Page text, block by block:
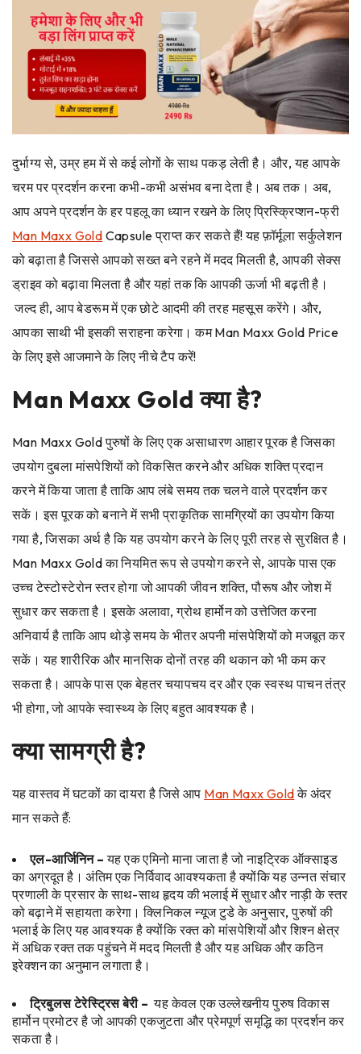
दुर्भाग्य से, उम्र हम में से कई लोगों के साथ पकड़ लेती है। और, यह आपके
चरम पर प्रदर्शन करना कभी-कभी असंभव बना देता है। अब तक। अब,
आप अपने प्रदर्शन के हर पहलू का ध्यान रखने के लिए प्रिस्क्रिप्शन-फ्री
Man Maxx Gold Capsule प्राप्त कर सकते हैं! यह फ़ॉर्मूला सर्कुलेशन
को बढ़ाता है जिससे आपको सख्त बने रहने में मदद मिलती है, आपकी सेक्स
ड्राइव को बढ़ावा मिलता है और यहां तक ​​कि आपकी ऊर्जा भी बढ़ती है।
जल्द ही, आप बेडरूम में एक छोटे आदमी की तरह महसूस करेंगे। और,
आपका साथी भी इसकी सराहना करेगा। कमMan Maxx Gold Price
के लिए इसे आजमाने के लिए नीचे टैप करें!
Man Maxx Gold क्या है?
Man Maxx Goldपुरुषों के लिए एक असाधारण आहार पूरक है जिसका
उपयोग दुबला मांसपेशियों को विकसित करने और अधिक शक्ति प्रदान
करने में किया जाता है ताकि आप लंबे समय तक चलने वाले प्रदर्शन कर
सकें। इस पूरक को बनाने में सभी प्राकृतिक सामग्रियों का उपयोग किया
गया है, जिसका अर्थ है कि यह उपयोग करने के लिए पूरी तरह से सुरक्षित है।
Man Maxx Goldका नियमित रूप से उपयोग करने से, आपके पास एक
उच्च टेस्टोस्टेरोन स्तर होगा जो आपकी जीवन शक्ति, पौरूष और जोश में
सुधार कर सकता है। इसके अलावा, ग्रोथ हार्मोन को उत्तेजित करना
अनिवार्य है ताकि आप थोड़े समय के भीतर अपनी मांसपेशियों को मजबूत कर
सकें। यह शारीरिक और मानसिक दोनों तरह की थकान को भी कम कर
सकता है। आपके पास एक बेहतर चयापचय दर और एक स्वस्थ पाचन तंत्र
भी होगा, जो आपके स्वास्थ्य के लिए बहुत आवश्यक है।
क्या सामग्री है?
यह वास्तव में घटकों का दायरा है जिसे आप Man Maxx Goldके अंदर
मान सकते हैं:
एल-आर्जिनिन – यह एक एमिनो माना जाता है जो नाइट्रिक ऑक्साइड
का अग्रदूत है। अंतिम एक निर्विवाद आवश्यकता है क्योंकि यह उन्नत संचार
प्रणाली के प्रसार के साथ-साथ हृदय की भलाई में सुधार और नाड़ी के स्तर
को बढ़ाने में सहायता करेगा। क्लिनिकल न्यूज टुडे के अनुसार, पुरुषों की
भलाई के लिए यह आवश्यक है क्योंकि रक्त को मांसपेशियों और शिश्न क्षेत्र
में अधिक रक्त तक पहुंचने में मदद मिलती है और यह अधिक और कठिन
इरेक्शन का अनुमान लगाता है।
ट्रिबुलस टेरेस्ट्रिस बेरी – यह केवल एक उल्लेखनीय पुरुष विकास
हार्मोन प्रमोटर है जो आपकी एकजुटता और प्रेमपूर्ण समृद्धि का प्रदर्शन कर
सकता है।